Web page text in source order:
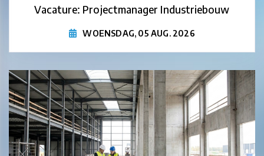
Vacature: Projectmanager Industriebouw
WOENSDAG, 05 AUG. 2026